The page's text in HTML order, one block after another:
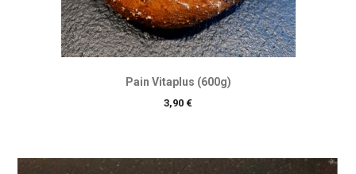
Pain Vitaplus (600g)
Prix
3,90 €